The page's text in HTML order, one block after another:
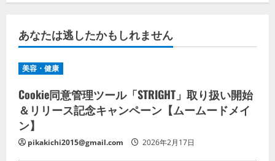
あなたは逃したかもしれません
美容・健康
Cookie同意管理ツール「STRIGHT」取り扱い開始
＆リリース記念キャンペーン【ムームードメイ
ン】
pikakichi2015@gmail.com 2026年2月17日